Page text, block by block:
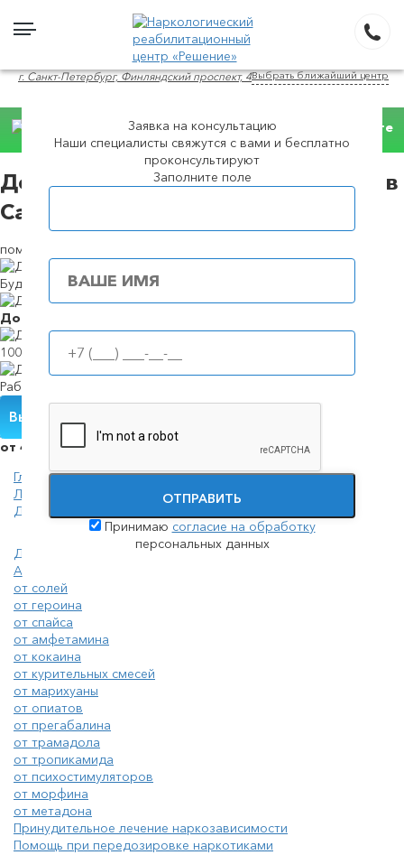
г. Санкт-Петербург, Финляндский проспект, 4Выбрать ближайший центр
Консультация WhatsApp
Детоксикация наркозависимых в в
Санкт-Петербурге
помощь при ломке и наркотических отравлениях
Будем в течение39 минут
Доступные
100% анонимность
Работаем
Вызвать нарколога
от 4000 руб.
Главная
Лечение наркомании
Детоксикация наркозависимых
Детоксикация наркозависимых
Анонимное лечение наркомании
от солей
от героина
от спайса
от амфетамина
от кокаина
от курительных смесей
от марихуаны
от опиатов
от прегабалина
от трамадола
от тропикамида
от психостимуляторов
от морфина
от метадона
Принудительное лечение наркозависимости
Помощь при передозировке наркотиками
Заявка на консультацию
Наши специалисты свяжутся с вами и бесплатно
проконсультируют
Заполните поле
ОТПРАВИТЬ
Принимаю согласие на обработку
персональных данных